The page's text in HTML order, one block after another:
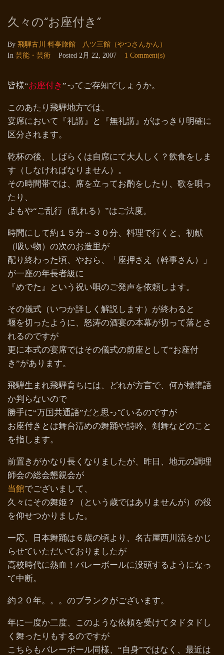
久々の“お座付き”
By 飛騨古川 料亭旅館 八ツ三館（やつさんかん）
In 芸能・芸術 Posted 2月 22, 2007 1 Comment(s)
皆様“お座付き”ってご存知でしょうか。
このあたり飛騨地方では、
宴席において『礼講』と『無礼講』がはっきり明確に
区分されます。
乾杯の後、しばらくは自席にて大人しく？飲食をしま
す（しなければなりません）。
その時間帯では、席を立ってお酌をしたり、歌を唄っ
たり、
よもや“ご乱行（乱れる）”はご法度。
時間にして約１５分～３０分、料理で行くと、初献
（吸い物）の次のお造里が
配り終わった頃、やおら、「座押さえ（幹事さん）」
が一座の年長者級に
『めでた』という祝い唄のご発声を依頼します。
その儀式（いつか詳しく解説します）が終わると
堰を切ったように、怒涛の酒宴の本幕が切って落とさ
れるのですが
更に本式の宴席ではその儀式の前座として“お座付
き”があります。
飛騨生まれ飛騨育ちには、どれが方言で、何が標準語
か判らないので
勝手に“万国共通語”だと思っているのですが
お座付きとは舞台清めの舞踊や詩吟、剣舞などのこと
を指します。
前置きがかなり長くなりましたが、昨日、地元の調理
師会の総会懇親会が
当館でございまして、
久々にその舞姫？（という歳ではありませんが）の役
を仰せつかりました。
一応、日本舞踊は６歳の頃より、名古屋西川流をかじ
らせていただいておりましたが
高校時代に熱血！バレーボールに没頭するようになっ
て中断。
約２０年。。。のブランクがございます。
年に一度か二度、このような依頼を受けてタドタドし
く舞ったりもするのですが
こちらもバレーボール同様、“自身”ではなく、最近は